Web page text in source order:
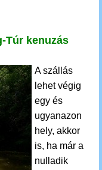
Túr kenuzás
A szállás
lehet végig
egy és
ugyanazon
hely, akkor
is, ha már a
nulladik